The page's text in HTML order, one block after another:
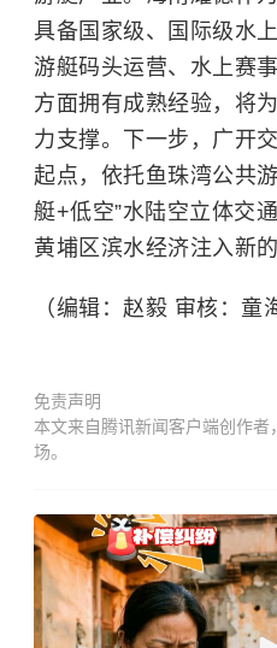
具备国家级、国际级水
游艇码头运营、水上赛
方面拥有成熟经验，将
力支撑。下一步，广开
起点，依托鱼珠湾公共
艇+低空”水陆空立体交
黄埔区滨水经济注入新的
（编辑：赵毅 审核：童
免责声明
本文来自腾讯新闻客户端创作
场。